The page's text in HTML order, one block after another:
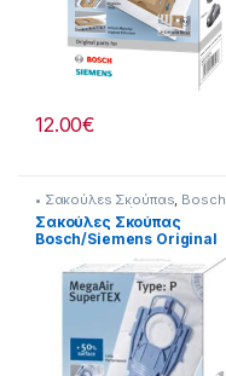
12.00€
• Σακούλεs Σκούπαs, Bosch
Siemens Σκούπισμα &
Καθάρισμα
Σακούλες Σκούπας
Bosch/Siemens Original
VZ41AFP (P) 23219023